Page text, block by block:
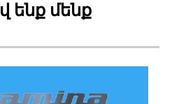
ենք մենք